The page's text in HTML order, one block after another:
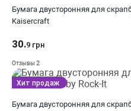
Бумага двусторонняя для
Kaisercraft
30.9 грн
Отзывы 2
Бумага двусторонняя для
Хит продаж